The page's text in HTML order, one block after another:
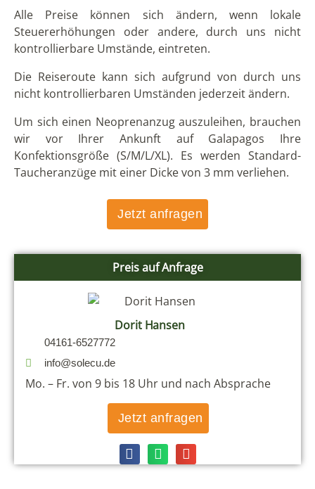
Alle Preise können sich ändern, wenn lokale
Steuererhöhungen oder andere, durch uns nicht
kontrollierbare Umstände, eintreten.
Die Reiseroute kann sich aufgrund von durch uns
nicht kontrollierbaren Umständen jederzeit ändern.
Um sich einen Neoprenanzug auszuleihen, brauchen
wir vor Ihrer Ankunft auf Galapagos Ihre
Konfektionsgröße (S/M/L/XL). Es werden Standard-
Taucheranzüge mit einer Dicke von 3 mm verliehen.
Jetzt anfragen
Preis auf Anfrage
Dorit Hansen
04161-6527772
info@solecu.de
Mo. – Fr. von 9 bis 18 Uhr und nach Absprache
Jetzt anfragen